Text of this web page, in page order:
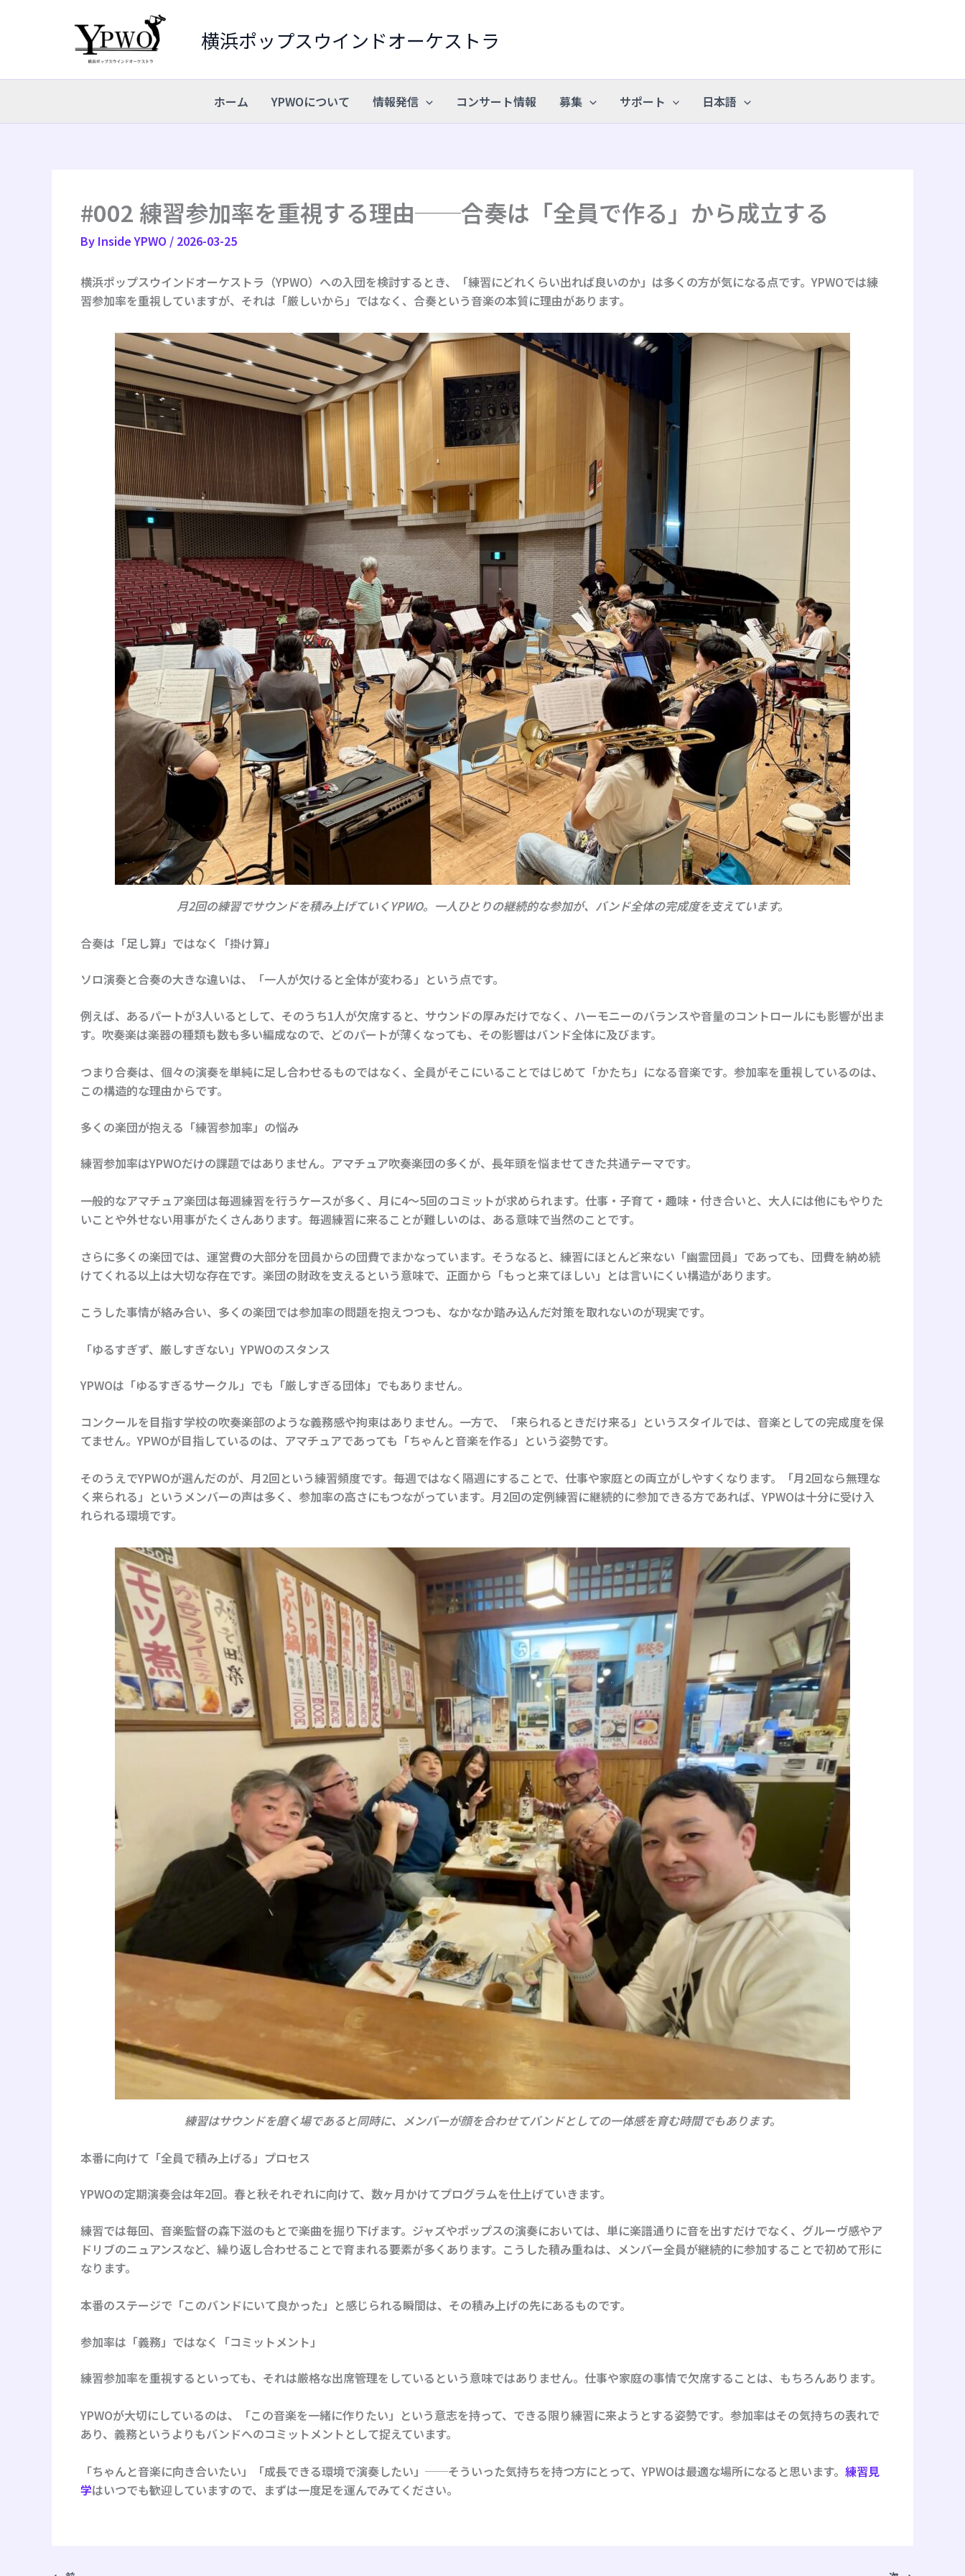
キ
プ
横浜ポップスウインドオーケストラ
ホーム YPWOについて 情報発信 コンサート情報 募集 サポート 日本語
#002 練習参加率を重視する理由──合奏は「全員で作る」から成立する
By Inside YPWO / 2026-03-25
横浜ポップスウインドオーケストラ（YPWO）への入団を検討するとき、「練習にどれくらい出れば良いのか」は多くの方が気になる点です。YPWOでは練
習参加率を重視していますが、それは「厳しいから」ではなく、合奏という音楽の本質に理由があります。
月2回の練習でサウンドを積み上げていくYPWO。一人ひとりの継続的な参加が、バンド全体の完成度を支えています。
合奏は「足し算」ではなく「掛け算」
ソロ演奏と合奏の大きな違いは、「一人が欠けると全体が変わる」という点です。
例えば、あるパートが3人いるとして、そのうち1人が欠席すると、サウンドの厚みだけでなく、ハーモニーのバランスや音量のコントロールにも影響が出ま
す。吹奏楽は楽器の種類も数も多い編成なので、どのパートが薄くなっても、その影響はバンド全体に及びます。
つまり合奏は、個々の演奏を単純に足し合わせるものではなく、全員がそこにいることではじめて「かたち」になる音楽です。参加率を重視しているのは、
この構造的な理由からです。
多くの楽団が抱える「練習参加率」の悩み
練習参加率はYPWOだけの課題ではありません。アマチュア吹奏楽団の多くが、長年頭を悩ませてきた共通テーマです。
一般的なアマチュア楽団は毎週練習を行うケースが多く、月に4〜5回のコミットが求められます。仕事・子育て・趣味・付き合いと、大人には他にもやりた
いことや外せない用事がたくさんあります。毎週練習に来ることが難しいのは、ある意味で当然のことです。
さらに多くの楽団では、運営費の大部分を団員からの団費でまかなっています。そうなると、練習にほとんど来ない「幽霊団員」であっても、団費を納め続
けてくれる以上は大切な存在です。楽団の財政を支えるという意味で、正面から「もっと来てほしい」とは言いにくい構造があります。
こうした事情が絡み合い、多くの楽団では参加率の問題を抱えつつも、なかなか踏み込んだ対策を取れないのが現実です。
「ゆるすぎず、厳しすぎない」YPWOのスタンス
YPWOは「ゆるすぎるサークル」でも「厳しすぎる団体」でもありません。
コンクールを目指す学校の吹奏楽部のような義務感や拘束はありません。一方で、「来られるときだけ来る」というスタイルでは、音楽としての完成度を保
てません。YPWOが目指しているのは、アマチュアであっても「ちゃんと音楽を作る」という姿勢です。
そのうえでYPWOが選んだのが、 月2回という練習頻度です。毎週ではなく隔週にすることで、仕事や家庭との両立がしやすくなります。「月2回なら無理な
く来られる」というメンバーの声は多く、参加率の高さにもつながっています。月2回の定例練習に継続的に参加できる方であれば、YPWOは十分に受け入
れられる環境です。
練習はサウンドを磨く場であると同時に、メンバーが顔を合わせてバンドとしての一体感を育む時間でもあります。
本番に向けて「全員で積み上げる」プロセス
YPWOの定期演奏会は年2回。春と秋それぞれに向けて、数ヶ月かけてプログラムを仕上げていきます。
練習では毎回、音楽監督の森下滋のもとで楽曲を掘り下げます。ジャズやポップスの演奏においては、単に楽譜通りに音を出すだけでなく、グルーヴ感やア
ドリブのニュアンスなど、繰り返し合わせることで育まれる要素が多くあります。こうした積み重ねは、メンバー全員が継続的に参加することで初めて形に
なります。
本番のステージで「このバンドにいて良かった」と感じられる瞬間は、その積み上げの先にあるものです。
参加率は「義務」ではなく「コミットメント」
練習参加率を重視するといっても、それは厳格な出席管理をしているという意味ではありません。仕事や家庭の事情で欠席することは、もちろんあります。
YPWOが大切にしているのは、「この音楽を一緒に作りたい」という意志を持って、できる限り練習に来ようとする姿勢です。参加率はその気持ちの表れで
あり、義務というよりもバンドへのコミットメントとして捉えています。
「ちゃんと音楽に向き合いたい」「成長できる環境で演奏したい」──そういった気持ちを持つ方にとって、YPWOは最適な場所になると思います。 練習見
学はいつでも歓迎していますので、まずは一度足を運んでみてください。